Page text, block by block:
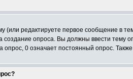
(или редактируете первое сообщение
создание опроса. Вы должны ввести
0 означает постоянный опрос.